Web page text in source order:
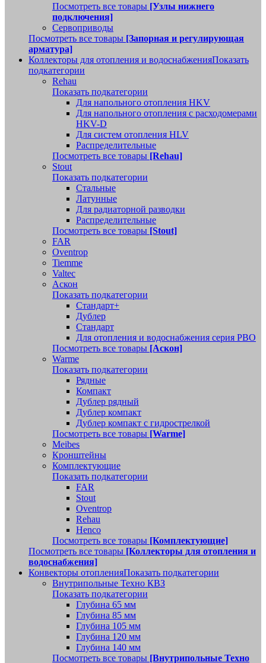
Посмотреть все товары [Узлы нижнего
подключения]
Сервоприводы
Посмотреть все товары [Запорная и регулирующая
арматура]
Коллекторы для отопления и водоснабженияПоказать
подкатегории
Rehau
Показать подкатегории
Для напольного отопления HKV
Для напольного отопления с расходомерами
HKV-D
Для систем отопления HLV
Распределительные
Посмотреть все товары [Rehau]
Stout
Показать подкатегории
Стальные
Латунные
Для радиаторной разводки
Распределительные
Посмотреть все товары [Stout]
FAR
Oventrop
Tiemme
Valtec
Аскон
Показать подкатегории
Стандарт+
Дублер
Стандарт
Для отопления и водоснабжения серия РВО
Посмотреть все товары [Аскон]
Warme
Показать подкатегории
Рядные
Компакт
Дублер рядный
Дублер компакт
Дублер компакт с гидрострелкой
Посмотреть все товары [Warme]
Meibes
Кронштейны
Комплектующие
Показать подкатегории
FAR
Stout
Oventrop
Rehau
Henco
Посмотреть все товары [Комплектующие]
Посмотреть все товары [Коллекторы для отопления и
водоснабжения]
Конвекторы отопленияПоказать подкатегории
Внутрипольные Техно КВЗ
Показать подкатегории
Глубина 65 мм
Глубина 85 мм
Глубина 105 мм
Глубина 120 мм
Глубина 140 мм
Посмотреть все товары [Внутрипольные Техно